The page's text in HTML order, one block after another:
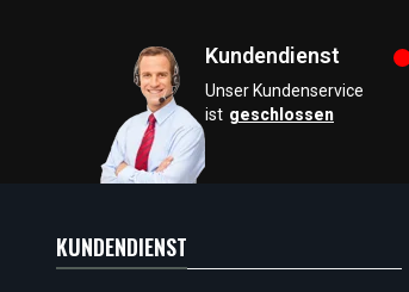
Kundendienst
Unser Kundenservice
ist geschlossen
KUNDENDIENST